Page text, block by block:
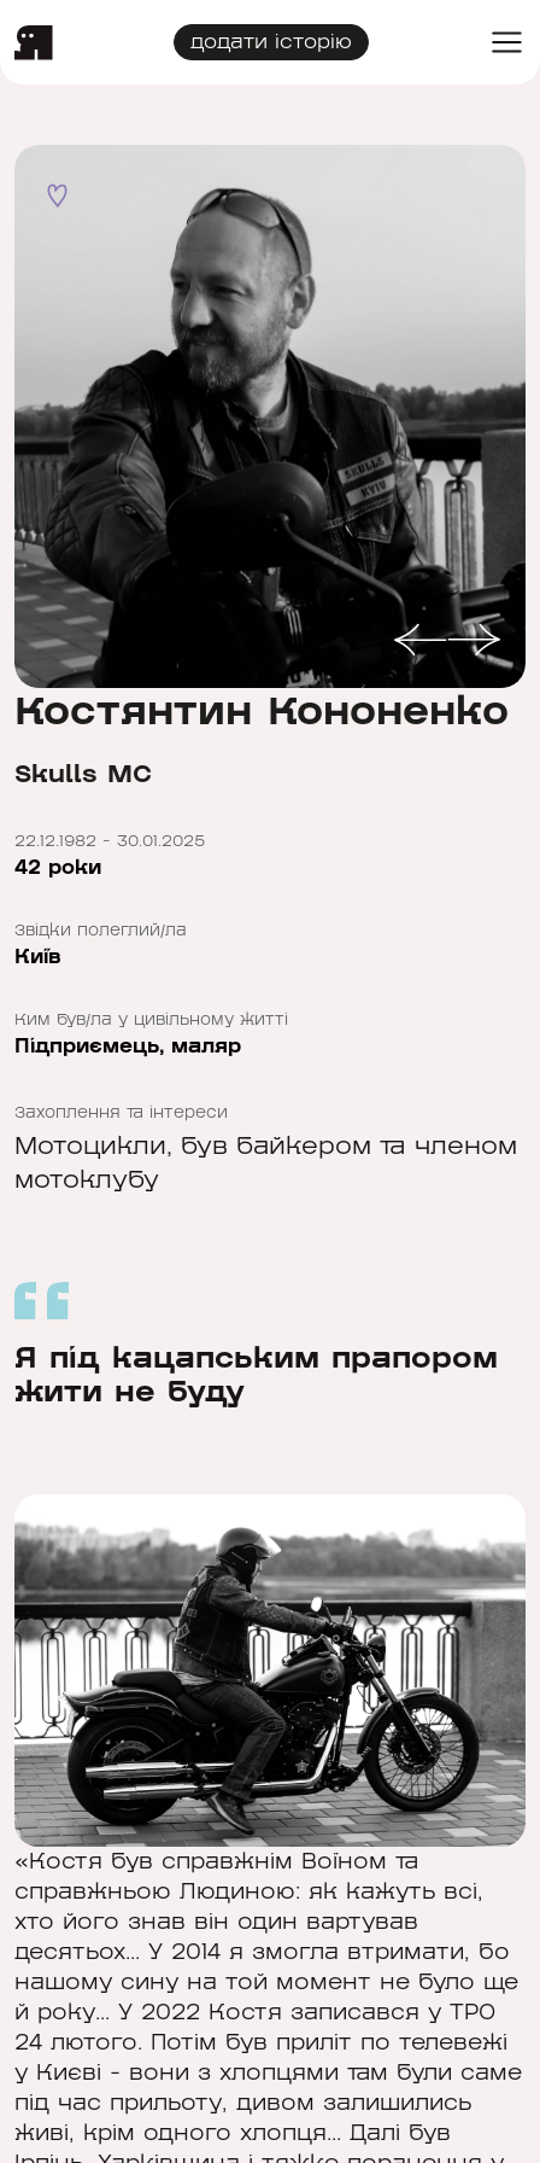
додати історію
Костянтин Кононенко
Skulls MC
22.12.1982 - 30.01.2025
42 роки
Звідки полеглий/ла
Київ
Ким був/ла у цивільному житті
Підприємець, маляр
Захоплення та інтереси
Мотоцикли, був байкером та членом
мотоклубу
Я під кацапським прапором
жити не буду
«Костя був справжнім Воїном та
справжньою Людиною: як кажуть всі,
хто його знав він один вартував
десятьох... У 2014 я змогла втримати, бо
нашому сину на той момент не було ще
й року... У 2022 Костя записався у ТРО
24 лютого. Потім був приліт по телевежі
у Києві - вони з хлопцями там були саме
під час прильоту, дивом залишились
живі, крім одного хлопця... Далі був